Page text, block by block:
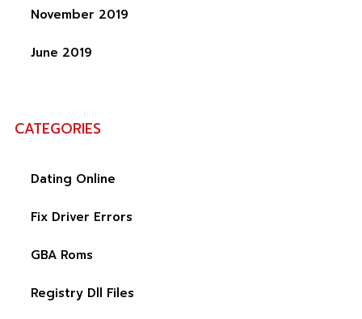
November 2019
June 2019
CATEGORIES
Dating Online
Fix Driver Errors
GBA Roms
Registry Dll Files